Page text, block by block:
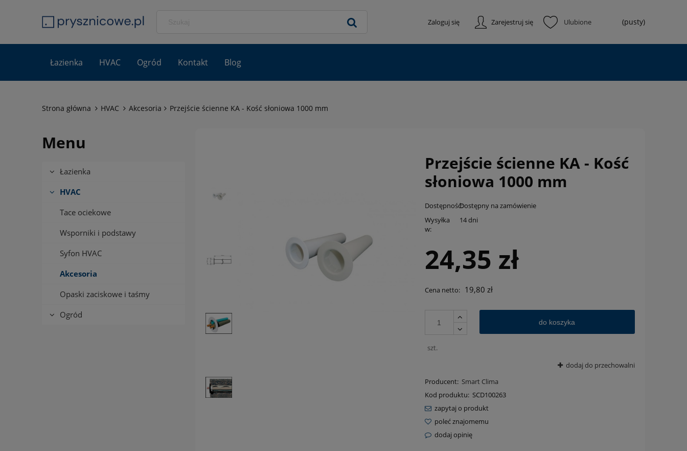
Zarejestruj się
Zaloguj się (pusty)
Łazienka HVAC Ogród Kontakt Blog
Strona główna HVAC Akcesoria Przejście ścienne KA - Kość słoniowa 1000 mm
Menu
Łazienka
HVAC
Tace ociekowe
Wsporniki i podstawy
Syfon HVAC
Akcesoria
Opaski zaciskowe i taśmy
Ogród
Przejście ścienne KA - Kość
słoniowa 1000 mm
Dostępność:Dostępny na zamówienie
Wysyłka
w:
14 dni
24,35 zł
Cena netto: 19,80 zł
szt.
do koszyka
dodaj do przechowalni
Producent: Smart Clima
Kod produktu: SCD100263
zapytaj o produkt
poleć znajomemu
dodaj opinię